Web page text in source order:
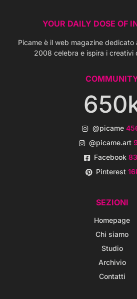
YOUR DAILY DOSE OF
Picame è il web magazine dedicato
2008 celebra e ispira i creativi
@picame
@picame.art
Facebook
Pinterest
SEZIONI
Homepage
Chi siamo
Studio
Archivio
Contatti